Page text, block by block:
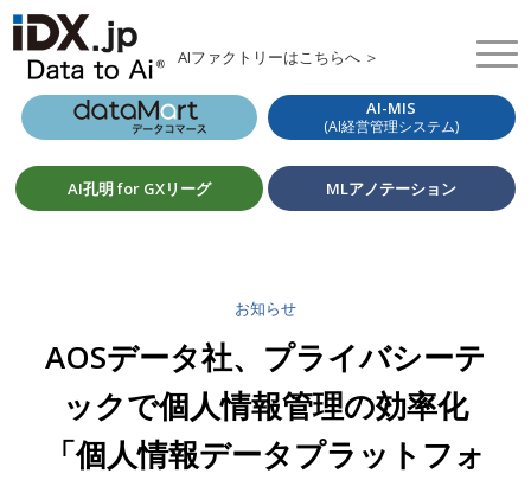
AIファクトリーはこちらへ ＞
AI-MIS
(AI経営管理システム)
AI孔明 for GXリーグ MLアノテーション
お知らせ
AOSデータ社、プライバシーテ
ックで個人情報管理の効率化
「個人情報データプラットフォ